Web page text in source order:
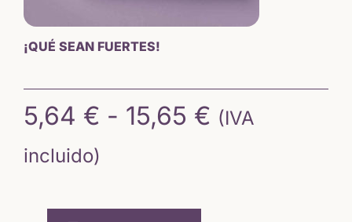
¡QUÉ SEAN FUERTES!
5,64 € - 15,65 € Rango
(IVA
incluido)